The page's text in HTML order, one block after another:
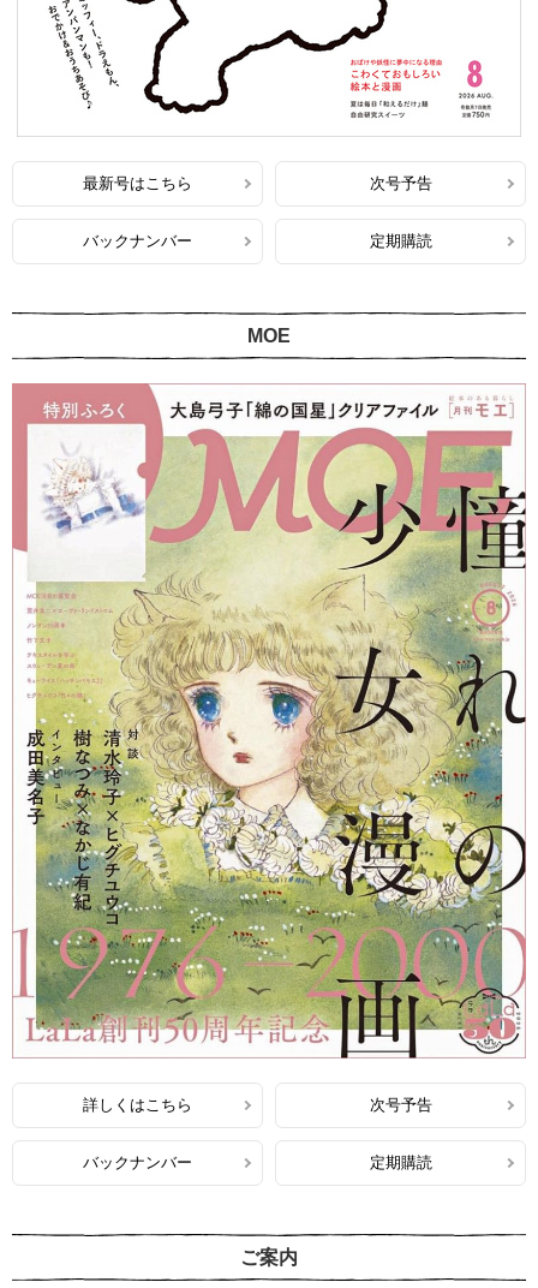
最新号はこちら 次号予告
バックナンバー 定期購読
MOE
詳しくはこちら 次号予告
バックナンバー 定期購読
ご案内